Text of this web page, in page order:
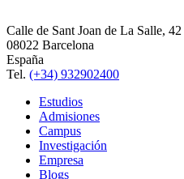
Calle de Sant Joan de La Salle, 42
08022 Barcelona
España
Tel. (+34) 932902400
Estudios
Admisiones
Campus
Investigación
Empresa
Blogs